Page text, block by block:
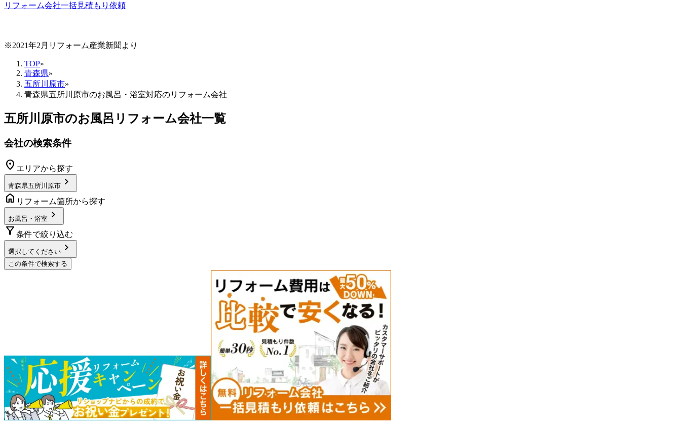
リフォーム会社一括見積もり依頼
※2021年2月リフォーム産業新聞より
TOP»
青森県»
五所川原市»
青森県五所川原市のお風呂・浴室対応のリフォーム会社
五所川原市のお風呂リフォーム会社一覧
会社の検索条件
location_on エリアから探す
青森県五所川原市 chevron_right
home リフォーム箇所から探す
お風呂・浴室 chevron_right
filter_alt 条件で絞り込む
選択してください chevron_right
この条件で検索する